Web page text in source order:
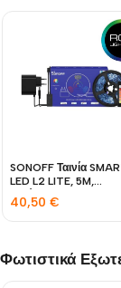
SONOFF Ταινία
LED L2 LITE, 5M,
Αδιάβροχη IP65
40,50 €
Φωτιστικά